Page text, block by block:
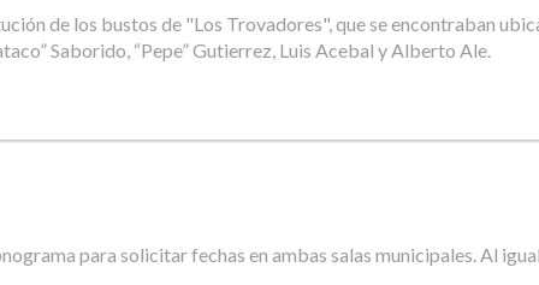
de los bustos de "Los Trovadores", que se encontraban
Saborido, “Pepe” Gutierrez, Luis Acebal y Alberto Ale.
para solicitar fechas en ambas salas municipales. Al